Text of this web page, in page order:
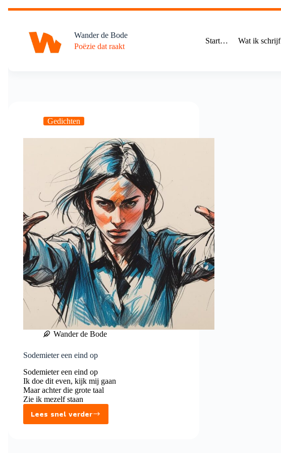
Ga
Wander de Bode
Poëzie dat raakt
Start… Wat ik schrijf
Gedichten
Wander de Bode
Sodemieter een eind op
Sodemieter een eind op
Ik doe dit even, kijk mij gaan
Maar achter die grote taal
Zie ik mezelf staan
Lees snel verder
Sodemieter